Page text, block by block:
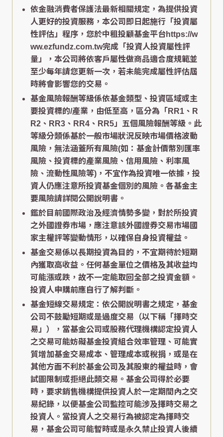
依金融消費者保護法最新相關規定，為提供投資
人更好的投資服務，本公司即日起施行「投資屬
性評估」程序，您於中租投顧基金平台https://w
ww.ezfundz.com.tw完成「投資人投資屬性評
量」，本公司將依客戶屬性做商品適合度規範並
至少每年請您更新一次，若未能完成屬性評估屆
時將會影響您的交易。
基金風險報酬等級係依基金類型、投資區域或主
要投資標的/產業，由低至高，區分為「RR1、R
R2、RR3、RR4、RR5」五個風險報酬等級。此
等級分類係基於一般市場狀況反映市場價格波動
風險，無法涵蓋所有風險(如：基金計價幣別匯率
風險、投資標的產業風險、信用風險、利率風
險、流動性風險等)，不宜作為投資唯一依據，投
資人仍應注意所投資基金個別的風險。各基金主
要風險請詳閱公開說明書。
鑑於目前國際政治及經濟情勢多變，對於所投資
之外國證券市場，應注意該外國證券交易市場國
家主權評等變動情形，以確保自身投資權益。
基金交易係以長期投資為目的，不宜期待於短期
內獲取高收益。任何基金單位之價格及其收益均
可能漲或跌，故不一定能取回全部之投資金額。
投資人申購前應自行了解判斷。
基金短線交易規定：依公開說明書之規定，基金
公司不鼓勵短期或是過度交易（以下稱「擇時交
易」），當基金公司或股務代理機構認定投資人
之交易可能妨礙基金投資組合效率管理、可能實
質增加基金交易成本、管理成本或稅捐，或是在
其他方面不利於基金公司及其股東的權益時，會
試圖限制或拒絕此類交易。基金公司得於必要
時，要求銷售機構提供投資人於一定期間內之交
易紀錄，以便基金公司監控可能涉及擇時交易之
投資人。當投資人之交易行為被認定為擇時交
易，基金公司可能暫時或是永久禁止投資人後續